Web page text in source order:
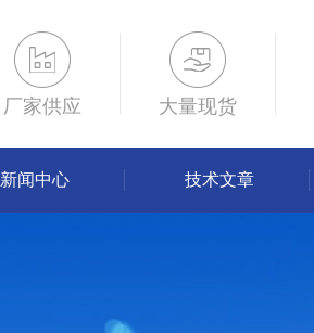
厂家供应 大量现货
新闻中心 技术文章